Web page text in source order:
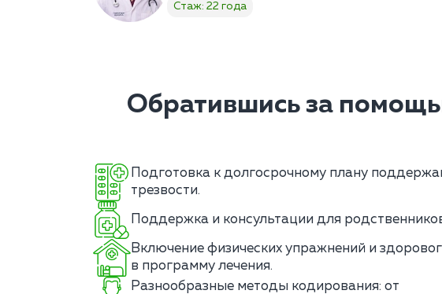
Стаж: 22 года
Обратившись за
Подготовка к долгосрочному плану
трезвости.
Поддержка и консультации для
Включение физических упражнений и
в программу лечения.
Разнообразные методы кодирования: от